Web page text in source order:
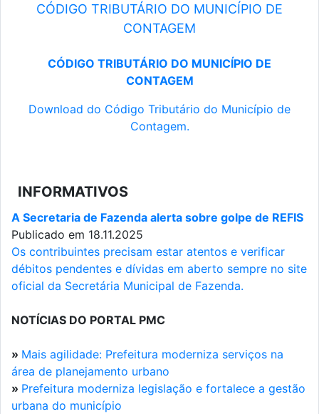
CÓDIGO TRIBUTÁRIO DO MUNICÍPIO DE
CONTAGEM
CÓDIGO TRIBUTÁRIO DO MUNICÍPIO DE
CONTAGEM
Download do Código Tributário do Município de
Contagem.
INFORMATIVOS
A Secretaria de Fazenda alerta sobre golpe de REFIS
Publicado em 18.11.2025
Os contribuintes precisam estar atentos e verificar
débitos pendentes e dívidas em aberto sempre no site
oficial da Secretária Municipal de Fazenda.
NOTÍCIAS DO PORTAL PMC
» Mais agilidade: Prefeitura moderniza serviços na
área de planejamento urbano
» Prefeitura moderniza legislação e fortalece a gestão
urbana do município